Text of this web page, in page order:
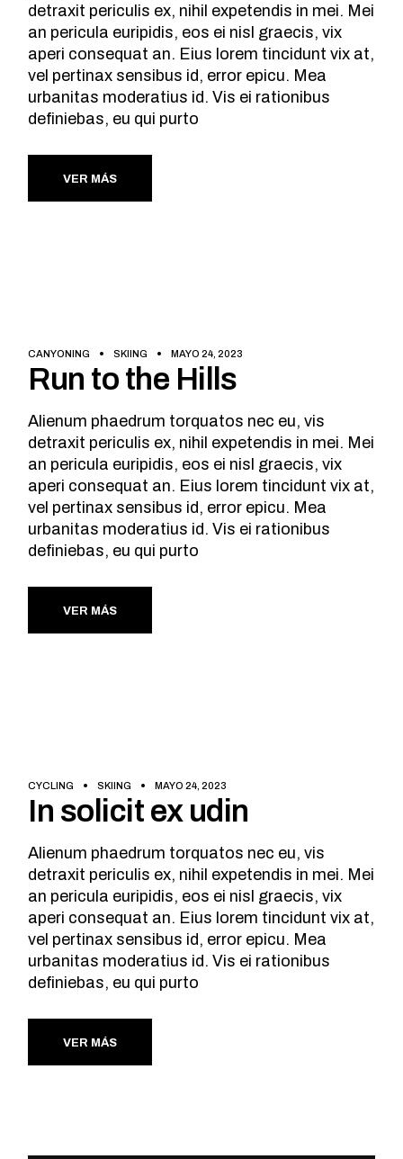
detraxit periculis ex, nihil expetendis in mei. Mei
an pericula euripidis, eos ei nisl graecis, vix
aperi consequat an. Eius lorem tincidunt vix at,
vel pertinax sensibus id, error epicu. Mea
urbanitas moderatius id. Vis ei rationibus
definiebas, eu qui purto
VER MÁS
CANYONING SKIING MAYO 24, 2023
Run to the Hills
Alienum phaedrum torquatos nec eu, vis
detraxit periculis ex, nihil expetendis in mei. Mei
an pericula euripidis, eos ei nisl graecis, vix
aperi consequat an. Eius lorem tincidunt vix at,
vel pertinax sensibus id, error epicu. Mea
urbanitas moderatius id. Vis ei rationibus
definiebas, eu qui purto
VER MÁS
CYCLING SKIING MAYO 24, 2023
In solicit ex udin
Alienum phaedrum torquatos nec eu, vis
detraxit periculis ex, nihil expetendis in mei. Mei
an pericula euripidis, eos ei nisl graecis, vix
aperi consequat an. Eius lorem tincidunt vix at,
vel pertinax sensibus id, error epicu. Mea
urbanitas moderatius id. Vis ei rationibus
definiebas, eu qui purto
VER MÁS